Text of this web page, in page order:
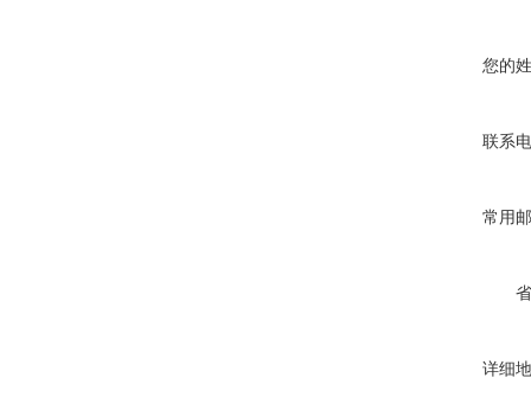
您的
联系
常用
详细